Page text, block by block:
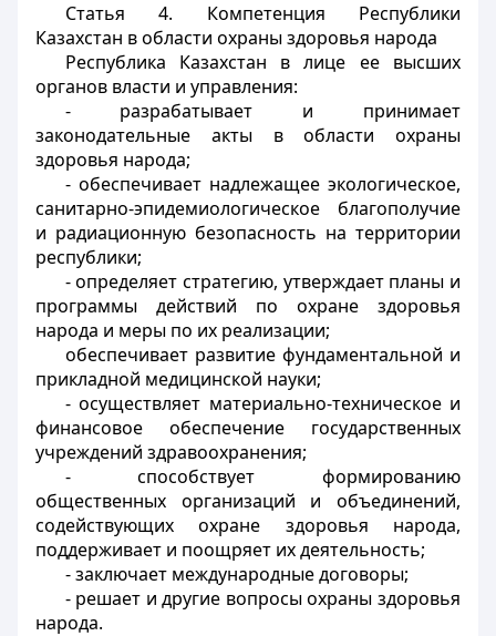
Статья 4. Компетенция Республики
Казахстан в области охраны здоровья народа
Республика Казахстан в лице ее высших
органов власти и управления:
- разрабатывает и принимает
законодательные акты в области охраны
здоровья народа;
- обеспечивает надлежащее экологическое,
санитарно-эпидемиологическое благополучие
и радиационную безопасность на территории
республики;
- определяет стратегию, утверждает планы и
программы действий по охране здоровья
народа и меры по их реализации;
обеспечивает развитие фундаментальной и
прикладной медицинской науки;
- осуществляет материально-техническое и
финансовое обеспечение государственных
учреждений здравоохранения;
- способствует формированию
общественных организаций и объединений,
содействующих охране здоровья народа,
поддерживает и поощряет их деятельность;
- заключает международные договоры;
- решает и другие вопросы охраны здоровья
народа.